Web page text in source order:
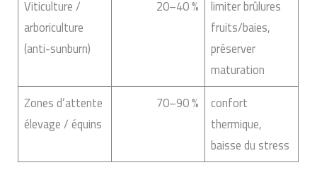
Viticulture /
arboriculture
(anti-sunburn)
20–40 %
limiter brûlures
fruits/baies,
préserver
maturation
Zones d’attente
élevage / équins
70–90 %
confort
thermique,
baisse du stress